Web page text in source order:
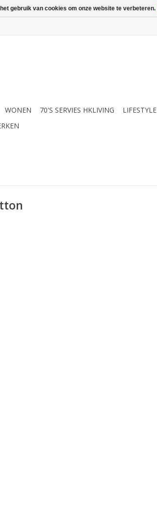
WONEN 70'S SERVIES HKLIVING LIFESTYLE
gebruik van cookies om onze website te verbeteren.